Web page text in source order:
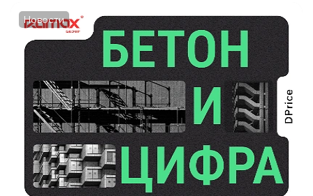
направления развития на 2026 год.
Новости